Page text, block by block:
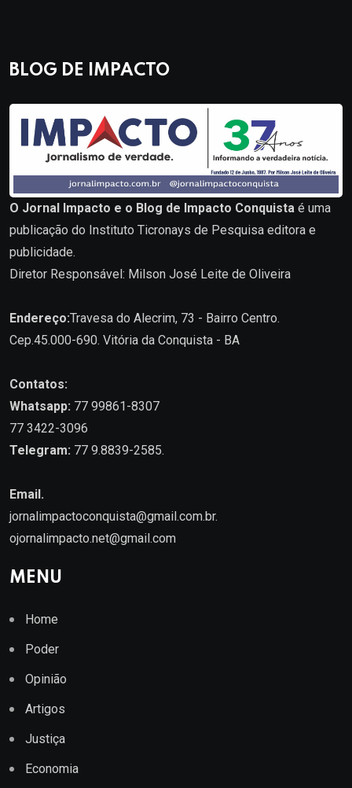
BLOG DE IMPACTO
O Jornal Impacto e o Blog de Impacto Conquista é uma
publicação do Instituto Ticronays de Pesquisa editora e
publicidade.
Diretor Responsável: Milson José Leite de Oliveira
Endereço:Travesa do Alecrim, 73 - Bairro Centro.
Cep.45.000-690. Vitória da Conquista - BA
Contatos:
Whatsapp: 77 99861-8307
77 3422-3096
Telegram: 77 9.8839-2585.
Email.
jornalimpactoconquista@gmail.com.br.
ojornalimpacto.net@gmail.com
MENU
Home
Poder
Opinião
Artigos
Justiça
Economia